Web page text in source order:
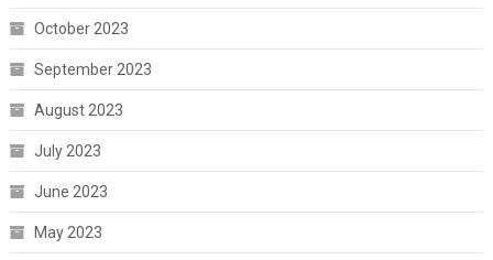
October 2023
September 2023
August 2023
July 2023
June 2023
May 2023